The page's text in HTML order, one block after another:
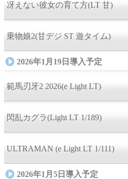
冴えない彼女の育て方(LT 甘)
乗物娘2(甘デジ ST 遊タイム)
2026年1月19日導入予定
範馬刃牙2 2026(e Light LT)
閃乱カグラ(Light LT 1/189)
ULTRAMAN (e Light LT 1/111)
2026年1月5日導入予定